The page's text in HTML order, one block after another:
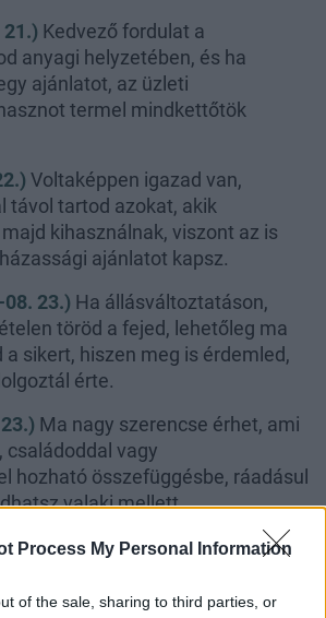
Process My Personal Information
of the sale, sharing to third parties, or
Kedvező fordulat a
anyagi helyzetében, és ha
ajánlatot, az üzleti
termel mindkettőtök
Voltaképpen igazad van,
távol tartod azokat, akik
kihasználnak, viszont az is
ajánlatot kapsz.
23.) Ha állásváltoztatáson,
töröd a fejed, lehetőleg ma
sikert, hiszen meg is érdemled,
érte.
Ma nagy szerencse érhet, ami
családoddal vagy
hozható összefüggésbe, ráadásul
valaki mellett.